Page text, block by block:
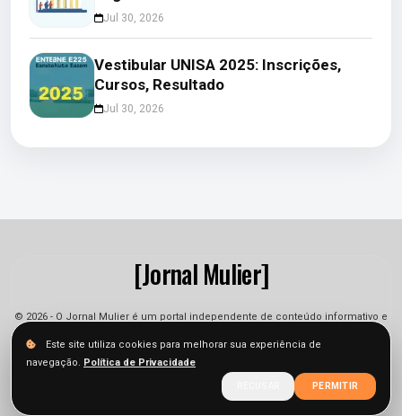
Jul 30, 2026
Vestibular UNISA 2025: Inscrições,
Cursos, Resultado
Jul 30, 2026
[Jornal Mulier]
© 2026 - O Jornal Mulier é um portal independente de conteúdo informativo e
jornalístico. As informações podem sofrer alterações.
Privacidade
Este site utiliza cookies para melhorar sua experiência de
navegação. Política de Privacidade
PERMITIR